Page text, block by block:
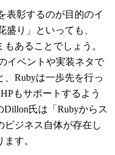
表彰するのが目的のイ
盛り」といっても、
あることでしょう。
イベントや実装ネタで
Rubyは一歩先を行っ
もサポートするよう
Dillon氏は「Rubyからス
ビジネス自体が存在し
す。